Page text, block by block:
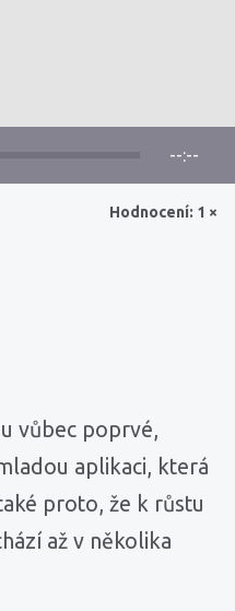
Hodnocení: 1 ×
--:--
vůbec poprvé,
aplikaci, která
proto, že k růstu
až v několika